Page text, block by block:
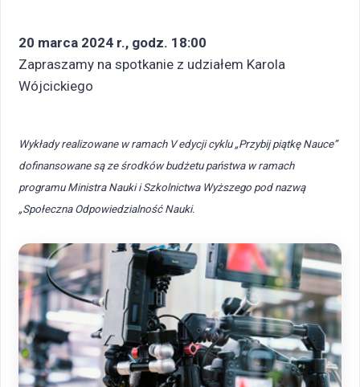
20 marca 2024 r., godz. 18:00
Zapraszamy na spotkanie z udziałem Karola
Wójcickiego
Wykłady realizowane w ramach V edycji cyklu „Przybij piątkę Nauce”
dofinansowane są ze środków budżetu państwa w ramach
programu Ministra Nauki i Szkolnictwa Wyższego pod nazwą
„Społeczna Odpowiedzialność Nauki.